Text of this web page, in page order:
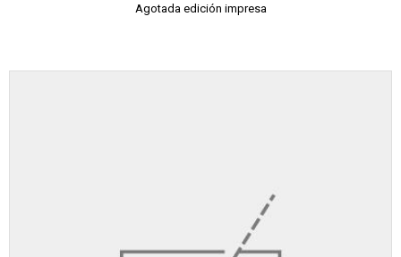
Agotada edición impresa